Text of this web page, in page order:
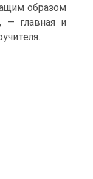
образом
— главная и